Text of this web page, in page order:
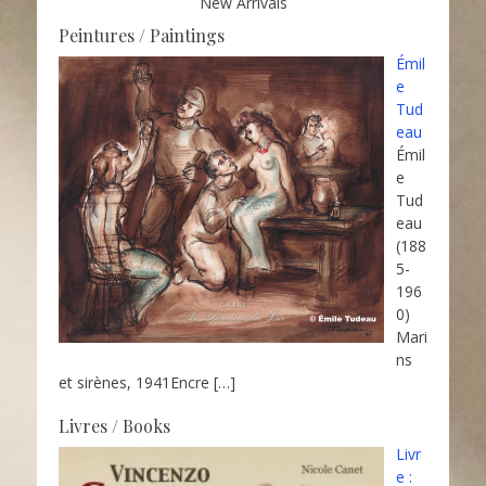
Peintures / Paintings
Émil
e
Tud
eau
Émil
e
Tud
eau
(188
5-
196
0)
Mari
ns
et sirènes, 1941Encre […]
Livres / Books
Livr
e :